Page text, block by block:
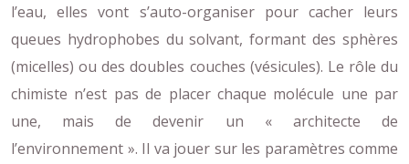
l’eau, elles vont s’auto-organiser pour cacher leurs
queues hydrophobes du solvant, formant des sphères
(micelles) ou des doubles couches (vésicules). Le rôle du
chimiste n’est pas de placer chaque molécule une par
une, mais de devenir un « architecte de
l’environnement ». Il va jouer sur les paramètres comme